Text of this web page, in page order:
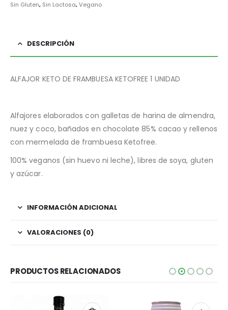
Sin Gluten, Sin Lactosa,Vegano
DESCRIPCIÓN
ALFAJOR KETO DE FRAMBUESA KETOFREE 1 UNIDAD
Alfajores elaborados con galletas de harina de almendra,
nuez y coco, bañados en chocolate 85% cacao y rellenos
con mermelada de frambuesa Ketofree.
100% veganos (sin huevo ni leche), libres de soya, gluten
y azúcar.
INFORMACIÓN ADICIONAL
VALORACIONES (0)
PRODUCTOS RELACIONADOS